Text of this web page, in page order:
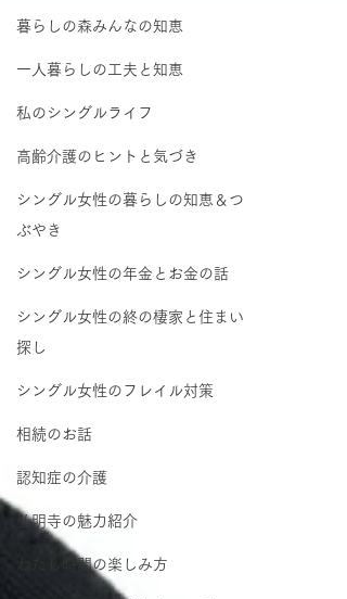
暮らしの森みんなの知恵
一人暮らしの工夫と知恵
私のシングルライフ
高齢介護のヒントと気づき
シングル女性の暮らしの知恵＆つ
ぶやき
シングル女性の年金とお金の話
シングル女性の終の棲家と住まい
探し
シングル女性のフレイル対策
相続のお話
認知症の介護
弘明寺の魅力紹介
わたし時間の楽しみ方